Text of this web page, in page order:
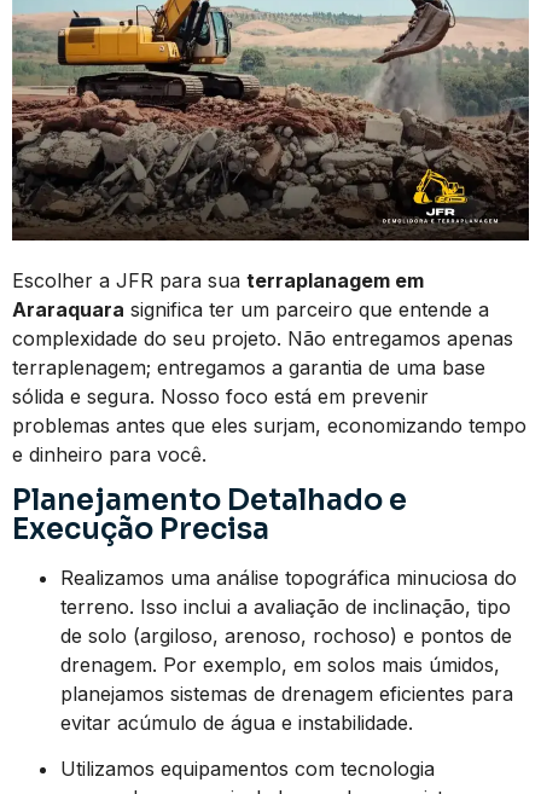
Escolher a JFR para sua terraplanagem em
Araraquara significa ter um parceiro que entende a
complexidade do seu projeto. Não entregamos apenas
terraplenagem; entregamos a garantia de uma base
sólida e segura. Nosso foco está em prevenir
problemas antes que eles surjam, economizando tempo
e dinheiro para você.
Planejamento Detalhado e
Execução Precisa
Realizamos uma análise topográfica minuciosa do
terreno. Isso inclui a avaliação de inclinação, tipo
de solo (argiloso, arenoso, rochoso) e pontos de
drenagem. Por exemplo, em solos mais úmidos,
planejamos sistemas de drenagem eficientes para
evitar acúmulo de água e instabilidade.
Utilizamos equipamentos com tecnologia